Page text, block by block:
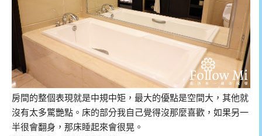
房間的整個表現就是中規中矩，最大的優點是空間大，其他就
沒有太多驚艷點。床的部分我自己覺得沒那麼喜歡，如果另一
半很會翻身，那床睡起來會很晃。